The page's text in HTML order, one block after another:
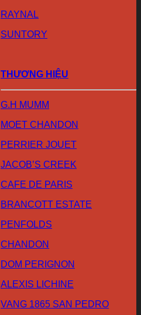
RAYNAL
SUNTORY
THƯƠNG HIỆU
G.H MUMM
MOET CHANDON
PERRIER JOUET
JACOB’S CREEK
CAFE DE PARIS
BRANCOTT ESTATE
PENFOLDS
CHANDON
DOM PERIGNON
ALEXIS LICHINE
VANG 1865 SAN PEDRO